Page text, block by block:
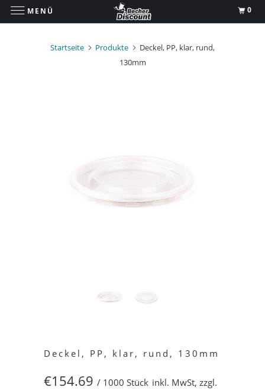
Startseite Produkte
Deckel, PP, klar, rund,
130mm
Deckel, PP, klar, rund, 130mm
€154.69 / 1000 Stück inkl. MwSt, zzgl.
MENÜ 0